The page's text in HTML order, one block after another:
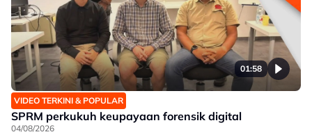
01:58
VIDEO TERKINI & POPULAR
SPRM perkukuh keupayaan forensik digital
04/08/2026